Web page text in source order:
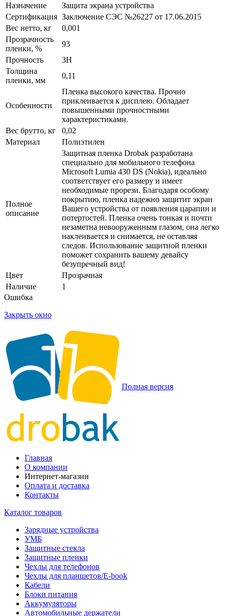
Назначение
Защита экрана устройства
Сертификация Заключение СЭС №26227 от 17.06.2015
Вес нетто, кг
0,001
Прозрачность
пленки, %
93
Прочность
3H
Толщина
пленки, мм
0,11
Особенности
Пленка высокого качества. Прочно
приклеивается к дисплею. Обладает
повышенными прочностными
характеристиками.
Вес брутто, кг
0,02
Материал
Полиэтилен
Полное
описание
Защитная пленка Drobak разработана
специально для мобильного телефона
Microsoft Lumia 430 DS (Nokia), идеально
соответствует его размеру и имеет
необходимые прорези. Благодаря особому
покрытию, пленка надежно защитит экран
Вашего устройства от появления царапин и
потертостей. Пленка очень тонкая и почти
незаметна невооруженным глазом, она легко
наклеивается и снимается, не оставляя
следов. Использование защитной пленки
поможет сохранить вашему девайсу
безупречный вид!
Цвет
Прозрачная
Наличие
1
Ошибка
Закрыть окно
Полная версия
Главная
О компании
Интернет-магазин
Оплата и доставка
Контакты
Каталог товаров
Зарядные устройства
УМБ
Защитные стекла
Защитные пленки
Чехлы для телефонов
Чехлы для планшетов/E-book
Кабели
Блоки питания
Аккумуляторы
Автомобильные держатели